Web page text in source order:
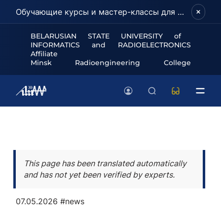
Обучающие курсы и мастер-классы для школьников и абитуриентов!
BELARUSIAN STATE UNIVERSITY of
INFORMATICS and RADIOELECTRONICS
Affiliate
Minsk Radioengineering College
This page has been translated automatically
and has not yet been verified by experts.
07.05.2026 #news